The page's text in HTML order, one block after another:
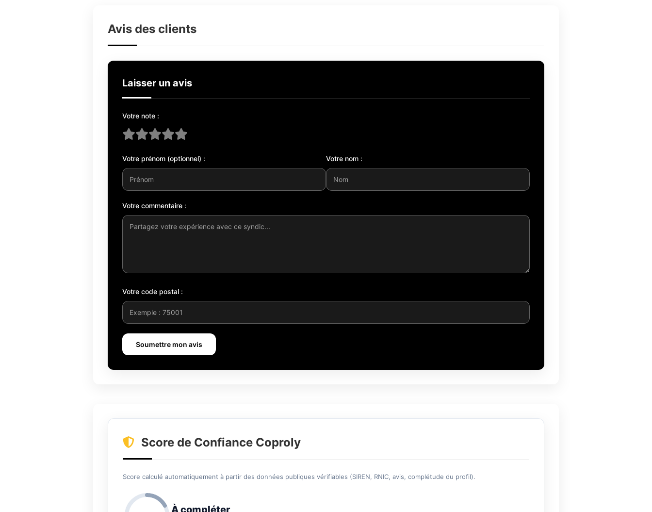
Avis des clients
Laisser un avis
Votre note :
Votre prénom (optionnel) : Votre nom :
Votre commentaire :
Votre code postal :
Soumettre mon avis
Score de Confiance Coproly
Score calculé automatiquement à partir des données publiques vérifiables (SIREN, RNIC, avis, complétude du profil).
À compléter